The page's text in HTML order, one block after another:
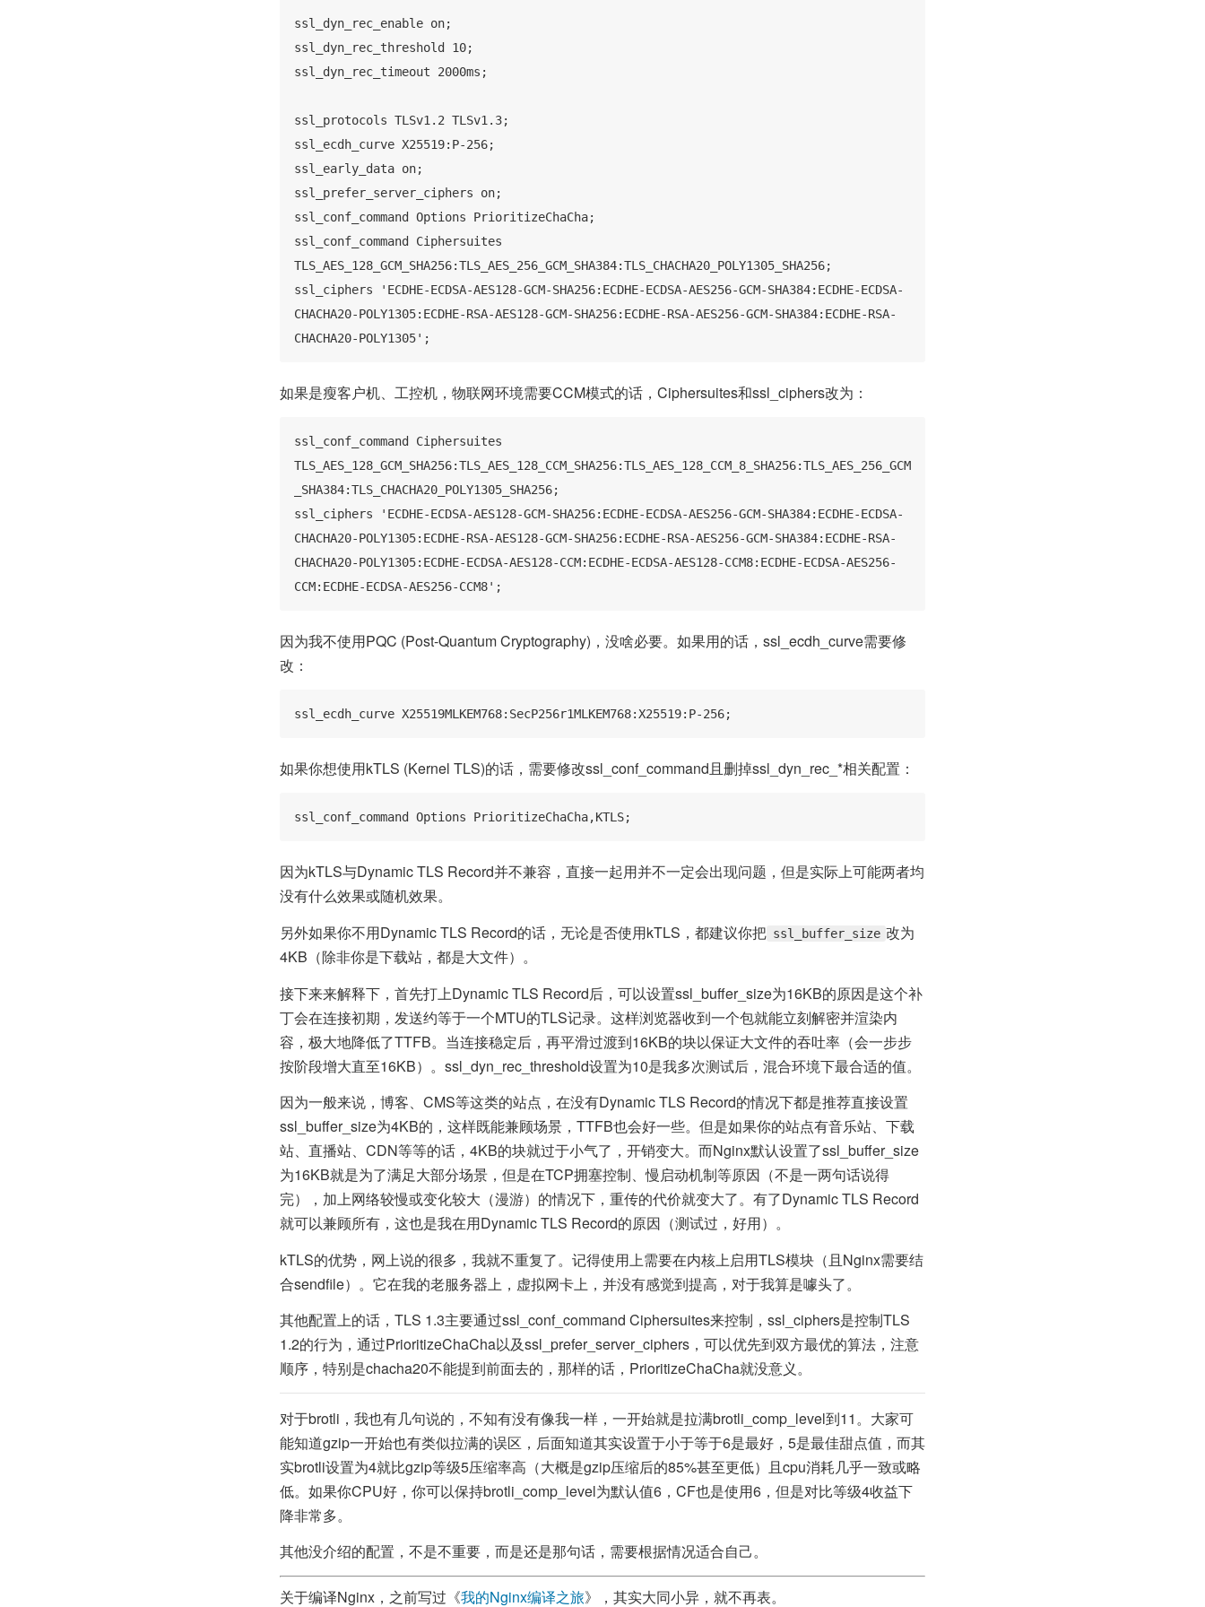
ssl_dyn_rec_enable on;
ssl_dyn_rec_threshold 10;
ssl_dyn_rec_timeout 2000ms;
ssl_protocols TLSv1.2 TLSv1.3;
ssl_ecdh_curve X25519:P-256;
ssl_early_data on;
ssl_prefer_server_ciphers on;
ssl_conf_command Options PrioritizeChaCha;
ssl_conf_command Ciphersuites
TLS_AES_128_GCM_SHA256:TLS_AES_256_GCM_SHA384:TLS_CHACHA20_POLY1305_SHA256;
ssl_ciphers 'ECDHE-ECDSA-AES128-GCM-SHA256:ECDHE-ECDSA-AES256-GCM-SHA384:ECDHE-ECDSA-
CHACHA20-POLY1305:ECDHE-RSA-AES128-GCM-SHA256:ECDHE-RSA-AES256-GCM-SHA384:ECDHE-RSA-
CHACHA20-POLY1305';
如果是瘦客户机、工控机，物联网环境需要CCM模式的话，Ciphersuites和ssl_ciphers改为：
ssl_conf_command Ciphersuites
TLS_AES_128_GCM_SHA256:TLS_AES_128_CCM_SHA256:TLS_AES_128_CCM_8_SHA256:TLS_AES_256_GCM
_SHA384:TLS_CHACHA20_POLY1305_SHA256;
ssl_ciphers 'ECDHE-ECDSA-AES128-GCM-SHA256:ECDHE-ECDSA-AES256-GCM-SHA384:ECDHE-ECDSA-
CHACHA20-POLY1305:ECDHE-RSA-AES128-GCM-SHA256:ECDHE-RSA-AES256-GCM-SHA384:ECDHE-RSA-
CHACHA20-POLY1305:ECDHE-ECDSA-AES128-CCM:ECDHE-ECDSA-AES128-CCM8:ECDHE-ECDSA-AES256-
CCM:ECDHE-ECDSA-AES256-CCM8';
因为我不使用PQC (Post-Quantum Cryptography)，没啥必要。如果用的话，ssl_ecdh_curve需要修
改：
ssl_ecdh_curve X25519MLKEM768:SecP256r1MLKEM768:X25519:P-256;
如果你想使用kTLS (Kernel TLS)的话，需要修改ssl_conf_command且删掉ssl_dyn_rec_*相关配置：
ssl_conf_command Options PrioritizeChaCha,KTLS;
因为kTLS与Dynamic TLS Record并不兼容，直接一起用并不一定会出现问题，但是实际上可能两者均
没有什么效果或随机效果。
另外如果你不用Dynamic TLS Record的话，无论是否使用kTLS，都建议你把 ssl_buffer_size 改为
4KB（除非你是下载站，都是大文件）。
接下来来解释下，首先打上Dynamic TLS Record后，可以设置ssl_buffer_size为16KB的原因是这个补
丁会在连接初期，发送约等于一个MTU的TLS记录。这样浏览器收到一个包就能立刻解密并渲染内
容，极大地降低了TTFB。当连接稳定后，再平滑过渡到16KB的块以保证大文件的吞吐率（会一步步
按阶段增大直至16KB）。ssl_dyn_rec_threshold设置为10是我多次测试后，混合环境下最合适的值。
因为一般来说，博客、CMS等这类的站点，在没有Dynamic TLS Record的情况下都是推荐直接设置
ssl_buffer_size为4KB的，这样既能兼顾场景，TTFB也会好一些。但是如果你的站点有音乐站、下载
站、直播站、CDN等等的话，4KB的块就过于小气了，开销变大。而Nginx默认设置了ssl_buffer_size
为16KB就是为了满足大部分场景，但是在TCP拥塞控制、慢启动机制等原因（不是一两句话说得
完），加上网络较慢或变化较大（漫游）的情况下，重传的代价就变大了。有了Dynamic TLS Record
就可以兼顾所有，这也是我在用Dynamic TLS Record的原因（测试过，好用）。
kTLS的优势，网上说的很多，我就不重复了。记得使用上需要在内核上启用TLS模块（且Nginx需要结
合sendfile）。它在我的老服务器上，虚拟网卡上，并没有感觉到提高，对于我算是噱头了。
其他配置上的话，TLS 1.3主要通过ssl_conf_command Ciphersuites来控制，ssl_ciphers是控制TLS
1.2的行为，通过PrioritizeChaCha以及ssl_prefer_server_ciphers，可以优先到双方最优的算法，注意
顺序，特别是chacha20不能提到前面去的，那样的话，PrioritizeChaCha就没意义。
对于brotli，我也有几句说的，不知有没有像我一样，一开始就是拉满brotli_comp_level到11。大家可
能知道gzip一开始也有类似拉满的误区，后面知道其实设置于小于等于6是最好，5是最佳甜点值，而其
实brotli设置为4就比gzip等级5压缩率高（大概是gzip压缩后的85%甚至更低）且cpu消耗几乎一致或略
低。如果你CPU好，你可以保持brotli_comp_level为默认值6，CF也是使用6，但是对比等级4收益下
降非常多。
其他没介绍的配置，不是不重要，而是还是那句话，需要根据情况适合自己。
关于编译Nginx，之前写过《我的Nginx编译之旅》，其实大同小异，就不再表。